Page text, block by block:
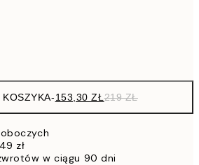
-153,30 ZŁ219 ZŁ
zł
w ciągu 90 dni